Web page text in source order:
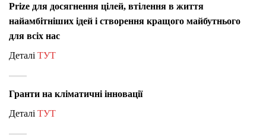
Prize для досягнення цілей, втілення в життя
найамбітніших ідей і створення кращого майбутнього
для всіх нас
Деталі ТУТ
Гранти на кліматичні інновації
Деталі ТУТ